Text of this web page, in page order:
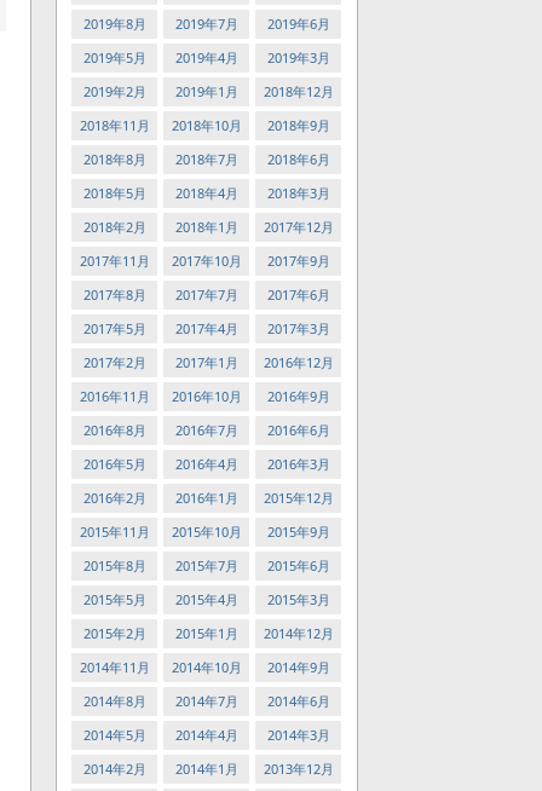
2019年8月
2019年7月
2019年6月
2019年5月
2019年4月
2019年3月
2019年2月
2019年1月
2018年12月
2018年11月
2018年10月
2018年9月
2018年8月
2018年7月
2018年6月
2018年5月
2018年4月
2018年3月
2018年2月
2018年1月
2017年12月
2017年11月
2017年10月
2017年9月
2017年8月
2017年7月
2017年6月
2017年5月
2017年4月
2017年3月
2017年2月
2017年1月
2016年12月
2016年11月
2016年10月
2016年9月
2016年8月
2016年7月
2016年6月
2016年5月
2016年4月
2016年3月
2016年2月
2016年1月
2015年12月
2015年11月
2015年10月
2015年9月
2015年8月
2015年7月
2015年6月
2015年5月
2015年4月
2015年3月
2015年2月
2015年1月
2014年12月
2014年11月
2014年10月
2014年9月
2014年8月
2014年7月
2014年6月
2014年5月
2014年4月
2014年3月
2014年2月
2014年1月
2013年12月